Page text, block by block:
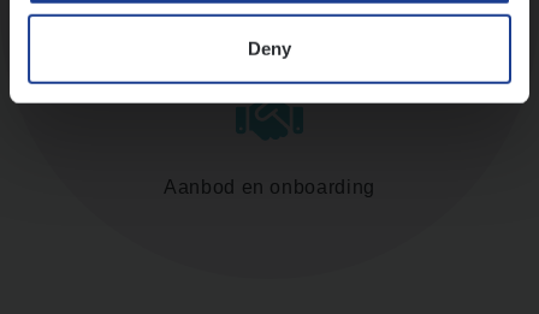
Deny
Diepte-interview met leidinggevende
Aanbod en onboarding